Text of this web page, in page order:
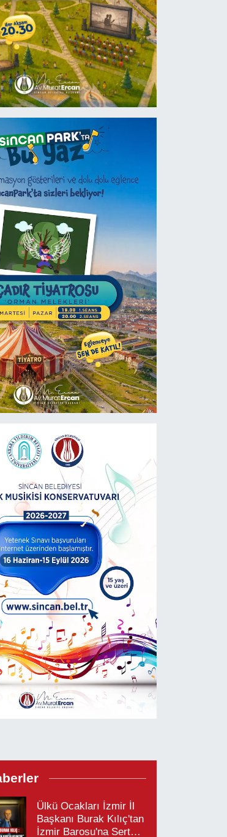
Ülkü Ocakları İzmir İl
Başkanı Burak Kılıç'tan
İzmir Barosu'na Sert